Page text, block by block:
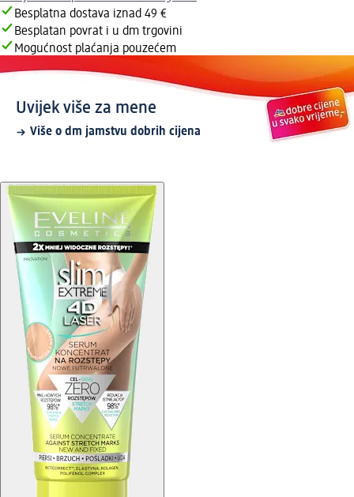
Besplatna dostava iznad 49 €
Besplatan povrat i u dm trgovini
Mogućnost plaćanja pouzećem
Uvijek više za mene
Više o dm jamstvu dobrih cijena